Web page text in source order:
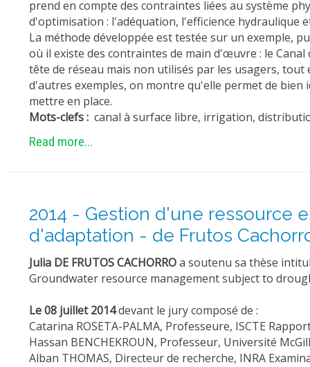
prend en compte des contraintes liées au système
d'optimisation : l'adéquation, l'efficience
La méthode développée est testée sur un exemple,
où il existe des contraintes de main d'œuvre : le
tête de réseau mais non utilisés par les usagers,
d'autres exemples, on montre qu'elle permet de
mettre en place.
Mots-clefs : canal à surface libre, irrigation,
Read more...
2014 - Gestion d'une ressource
d'adaptation - de Frutos
Julia DE FRUTOS CACHORROa soutenu sa thèse
Groundwater resource management subject to
Le 08 juillet 2014devant le jury composé de :
Catarina ROSETA-PALMA, Professeure, ISCTE
Hassan BENCHEKROUN, Professeur, Université
Alban THOMAS, Directeur de recherche, INRA